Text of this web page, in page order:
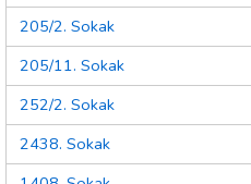
205/2. Sokak
205/11. Sokak
252/2. Sokak
2438. Sokak